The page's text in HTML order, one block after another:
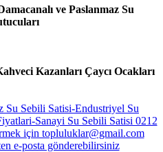
ve Paslanmaz Su
Kazanları Çaycı Ocakları